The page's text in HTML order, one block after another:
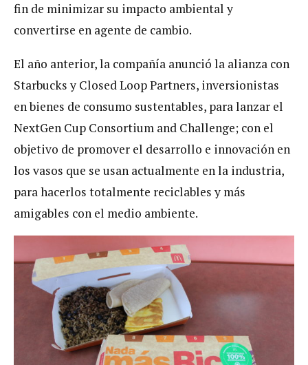
fin de minimizar su impacto ambiental y
convertirse en agente de cambio.
El año anterior, la compañía anunció la alianza con
Starbucks y Closed Loop Partners, inversionistas
en bienes de consumo sustentables, para lanzar el
NextGen Cup Consortium and Challenge; con el
objetivo de promover el desarrollo e innovación en
los vasos que se usan actualmente en la industria,
para hacerlos totalmente reciclables y más
amigables con el medio ambiente.